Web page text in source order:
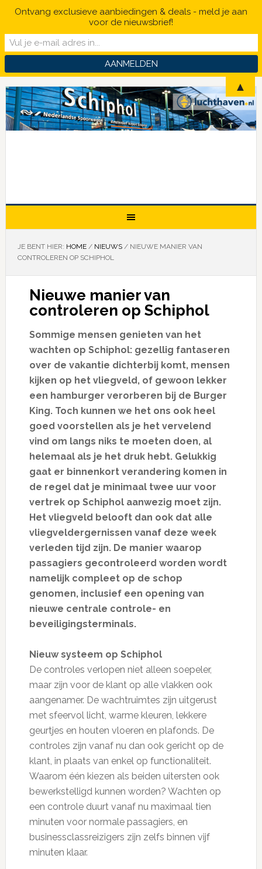
JE BENT HIER: HOME / NIEUWS /NIEUWE MANIER VAN
CONTROLEREN OP SCHIPHOL
Nieuwe manier van
controleren op Schiphol
Sommige mensen genieten van het
wachten op Schiphol: gezellig fantaseren
over de vakantie dichterbij komt, mensen
kijken op het vliegveld, of gewoon lekker
een hamburger verorberen bij de Burger
King. Toch kunnen we het ons ook heel
goed voorstellen als je het vervelend
vind om langs niks te moeten doen, al
helemaal als je het druk hebt. Gelukkig
gaat er binnenkort verandering komen in
de regel dat je minimaal twee uur voor
vertrek op Schiphol aanwezig moet zijn.
Het vliegveld belooft dan ook dat alle
vliegveldergernissen vanaf deze week
verleden tijd zijn. De manier waarop
passagiers gecontroleerd worden wordt
namelijk compleet op de schop
genomen, inclusief een opening van
nieuwe centrale controle- en
beveiligingsterminals.
Nieuw systeem op Schiphol
De controles verlopen niet alleen soepeler,
maar zijn voor de klant op alle vlakken ook
aangenamer. De wachtruimtes zijn uitgerust
met sfeervol licht, warme kleuren, lekkere
geurtjes en houten vloeren en plafonds. De
controles zijn vanaf nu dan ook gericht op de
klant, in plaats van enkel op functionaliteit.
Waarom één kiezen als beiden uitersten ook
bewerkstelligd kunnen worden? Wachten op
een controle duurt vanaf nu maximaal tien
minuten voor normale passagiers, en
businessclassreizigers zijn zelfs binnen vijf
minuten klaar.
Ontvang exclusieve aanbiedingen & deals - meld je aan
voor de nieuwsbrief!
▲